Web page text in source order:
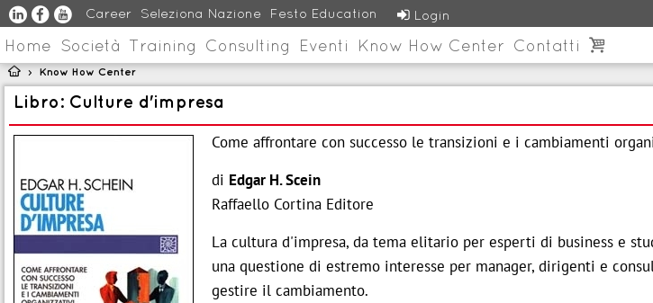
u s v Career Seleziona Nazione Festo Education  Login
Home Società Training Consulting Eventi Know How Center Contatti 
 > Know How Center
Libro: Culture d'impresa
Come affrontare con successo le transizioni e i cambiamenti
di Edgar H. Scein
Raffaello Cortina Editore
La cultura d'impresa, da tema elitario per esperti di business e
una questione di estremo interesse per manager, dirigenti e
gestire il cambiamento.